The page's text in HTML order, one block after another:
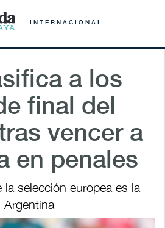
INTERNACIONAL
a los
final del
vencer a
en penales
la selección europea es la
Argentina